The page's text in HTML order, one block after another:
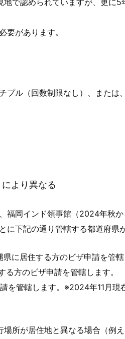
で認められていますが、更に
要があります。
ル（回数制限なし）、または
より異なる
福岡インド領事館（2024年秋
下記の通り管轄する都道府県
に居住する方のビザ申請を管轄
方のビザ申請を管轄します。
を管轄します。※2024年11月現
所が居住地と異なる場合（例